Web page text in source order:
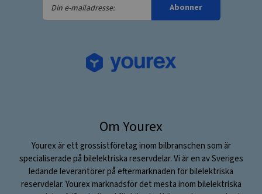
Din
e-
Abonner
Om Yourex
Yourex är ett grossistföretag inom bilbranschen som är
specialiserade på bilelektriska reservdelar. Vi är en av Sveriges
ledande leverantörer på eftermarknaden för bilelektriska
reservdelar. Yourex marknadsför det mesta inom bilelektriska